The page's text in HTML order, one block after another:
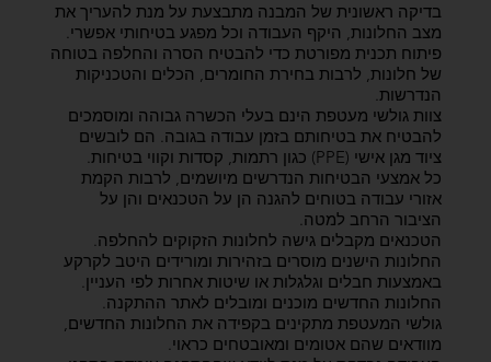
בדיקה ראשונית של המבנה מתבצעת על מנת להעריך את
מצב החלונות, היקף העבודה וכל מפגע בטיחותי אפשרי.
פיתוח תכנית מפורטת כדי להבטיח הסרה והחלפה בטוחה
של חלונות, לרבות בחירת החומרים, הכלים והטכניקות
הנדרשות.
צוות גולשי מעטפת הינם בעלי הכשרה גבוהה ומוסמכים
להבטיח את בטיחותם בזמן עבודה בגובה. הם לובשים
ציוד מגן אישי (PPE) כגון רתמות, קסדות וקווי בטיחות.
כל אמצעי הבטיחות הנדרשים מיושמים, לרבות הקמת
אזורי עבודה בטוחים להגנה הן על הטכנאים והן על
הציבור הרחב למטה.
הטכנאים מקבלים גישה לחלונות הזקוקים להחלפה.
החלונות הישנים מוסרים בזהירות ומורידים היטב לקרקע
באמצעות חבלים וגלגלות או שיטות אחרות לפי העניין.
החלונות החדשים מוכנים ומובלים לאתר ההתקנה.
גולשי המעטפת מתקינים בקפידה את החלונות החדשים,
מוודאים שהם אטומים ומאובטחים כראוי.